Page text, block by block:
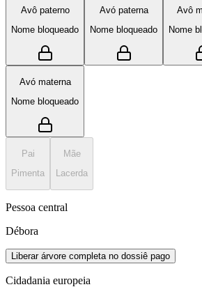
Avô paterno
Nome bloqueado
Avó paterna
Nome bloqueado
Avô
Nome
Avó materna
Nome bloqueado
Pai
Pimenta
Mãe
Lacerda
Pessoa central
Débora
Liberar árvore completa no dossiê pago
Cidadania europeia